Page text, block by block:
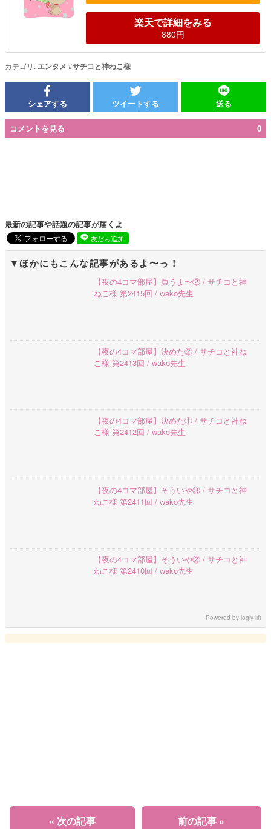
楽天で詳細をみる
880円
カテゴリ: エンタメ #サチコと神ねこ様
シェアする ツイートする 送る
コメントを見る 0
最新の記事や話題の記事が届くよ
友だち追加
ほかにもこんな記事があるよ〜っ！
【夜の4コマ部屋】買うよ〜② / サチコと神
ねこ様 第2415回 / wako先生
【夜の4コマ部屋】決めた② / サチコと神ね
こ様 第2413回 / wako先生
【夜の4コマ部屋】決めた① / サチコと神ね
こ様 第2412回 / wako先生
【夜の4コマ部屋】そういや③ / サチコと神
ねこ様 第2411回 / wako先生
【夜の4コマ部屋】そういや② / サチコと神
ねこ様 第2410回 / wako先生
Powered bylogly lift
前の記事 »
« 次の記事